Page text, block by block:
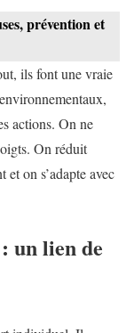
prévention et
ils font une vraie
actions. On ne
On réduit
on s’adapte avec
un lien de